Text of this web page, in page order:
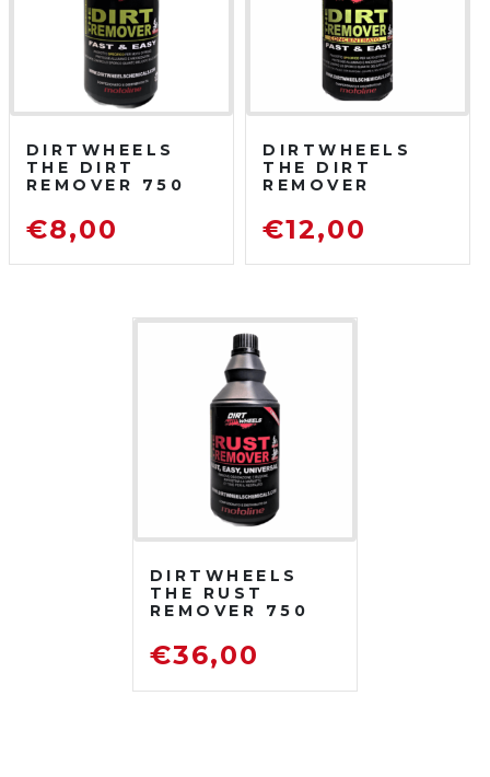
DIRTWHEELS
THE DIRT
REMOVER 750
SGRASSATORE
DETERGENTE
€8,00
DIRTWHEELS
THE DIRT
REMOVER
750 ML
SGRASSATORE
€12,00
DIRTWHEELS
THE RUST
REMOVER 750
DISOSSIDANTE
RIMUOVI
€36,00